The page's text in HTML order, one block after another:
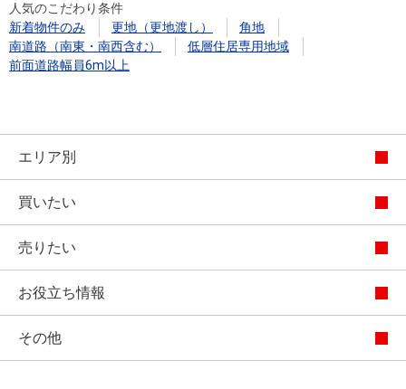
人気のこだわり条件
新着物件のみ
更地（更地渡し）
角地
南道路（南東・南西含む）
低層住居専用地域
前面道路幅員6m以上
エリア別
買いたい
売りたい
お役立ち情報
その他